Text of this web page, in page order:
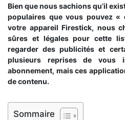
Bien que nous sachions qu’il
populaires que vous pouvez «
votre appareil Firestick, nous
sûres et légales pour cette
regarder des publicités et
plusieurs reprises de vous
abonnement, mais ces
de contenu.
Sommaire